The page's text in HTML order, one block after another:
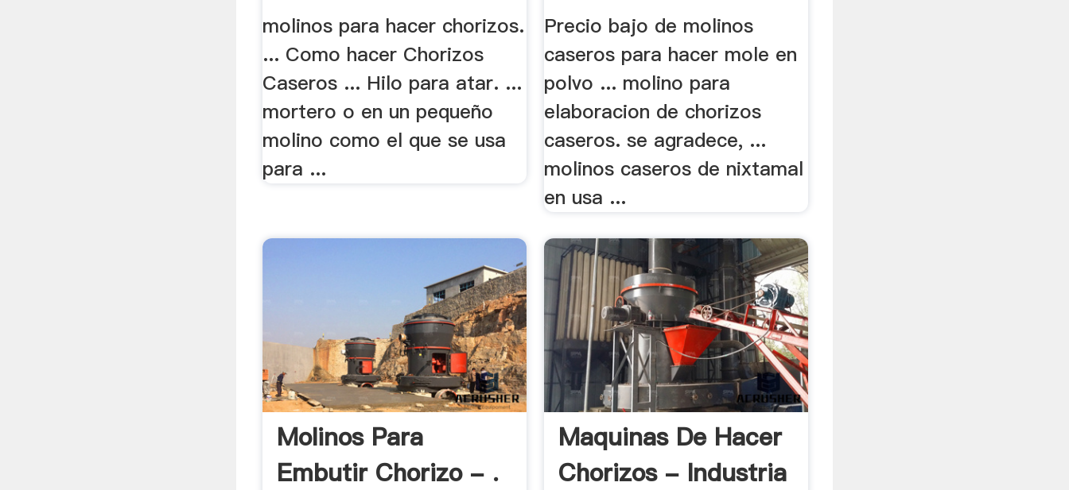
molinos para hacer chorizos.
... Como hacer Chorizos
Caseros ... Hilo para atar. ...
mortero o en un pequeño
molino como el que se usa
para ...
Precio bajo de molinos
caseros para hacer mole en
polvo ... molino para
elaboracion de chorizos
caseros. se agradece, ...
molinos caseros de nixtamal
en usa ...
Molinos Para
Embutir Chorizo - .
Maquinas De Hacer
Chorizos - Industria